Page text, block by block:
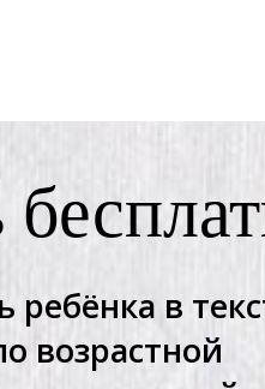
ребёнка в
возрастной